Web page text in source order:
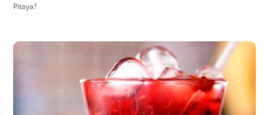
Pitaya?